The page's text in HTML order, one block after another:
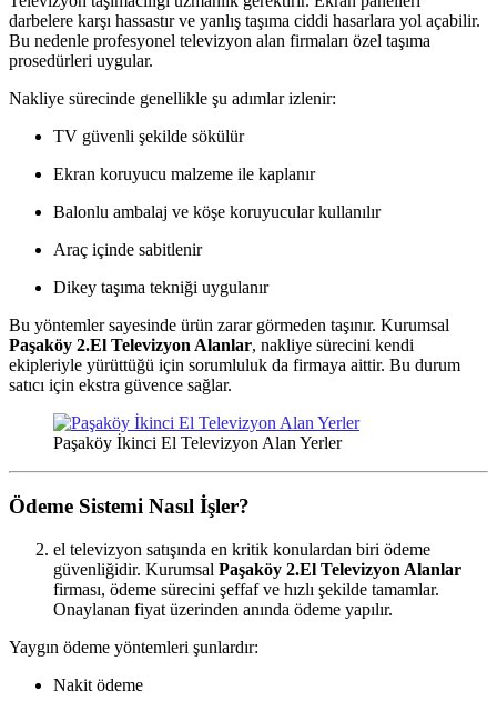
darbelere karşı hassastır ve yanlış taşıma ciddi hasarlara yol açabilir.
Bu nedenle profesyonel televizyon alan firmaları özel taşıma
prosedürleri uygular.
Nakliye sürecinde genellikle şu adımlar izlenir:
TV güvenli şekilde sökülür
Ekran koruyucu malzeme ile kaplanır
Balonlu ambalaj ve köşe koruyucular kullanılır
Araç içinde sabitlenir
Dikey taşıma tekniği uygulanır
Bu yöntemler sayesinde ürün zarar görmeden taşınır. Kurumsal
Paşaköy 2.El Televizyon Alanlar, nakliye sürecini kendi
ekipleriyle yürüttüğü için sorumluluk da firmaya aittir. Bu durum
satıcı için ekstra güvence sağlar.
Paşaköy İkinci El Televizyon Alan Yerler
Ödeme Sistemi Nasıl İşler?
el televizyon satışında en kritik konulardan biri ödeme
güvenliğidir. Kurumsal Paşaköy 2.El Televizyon Alanlar
firması, ödeme sürecini şeffaf ve hızlı şekilde tamamlar.
Onaylanan fiyat üzerinden anında ödeme yapılır.
Yaygın ödeme yöntemleri şunlardır:
Nakit ödeme